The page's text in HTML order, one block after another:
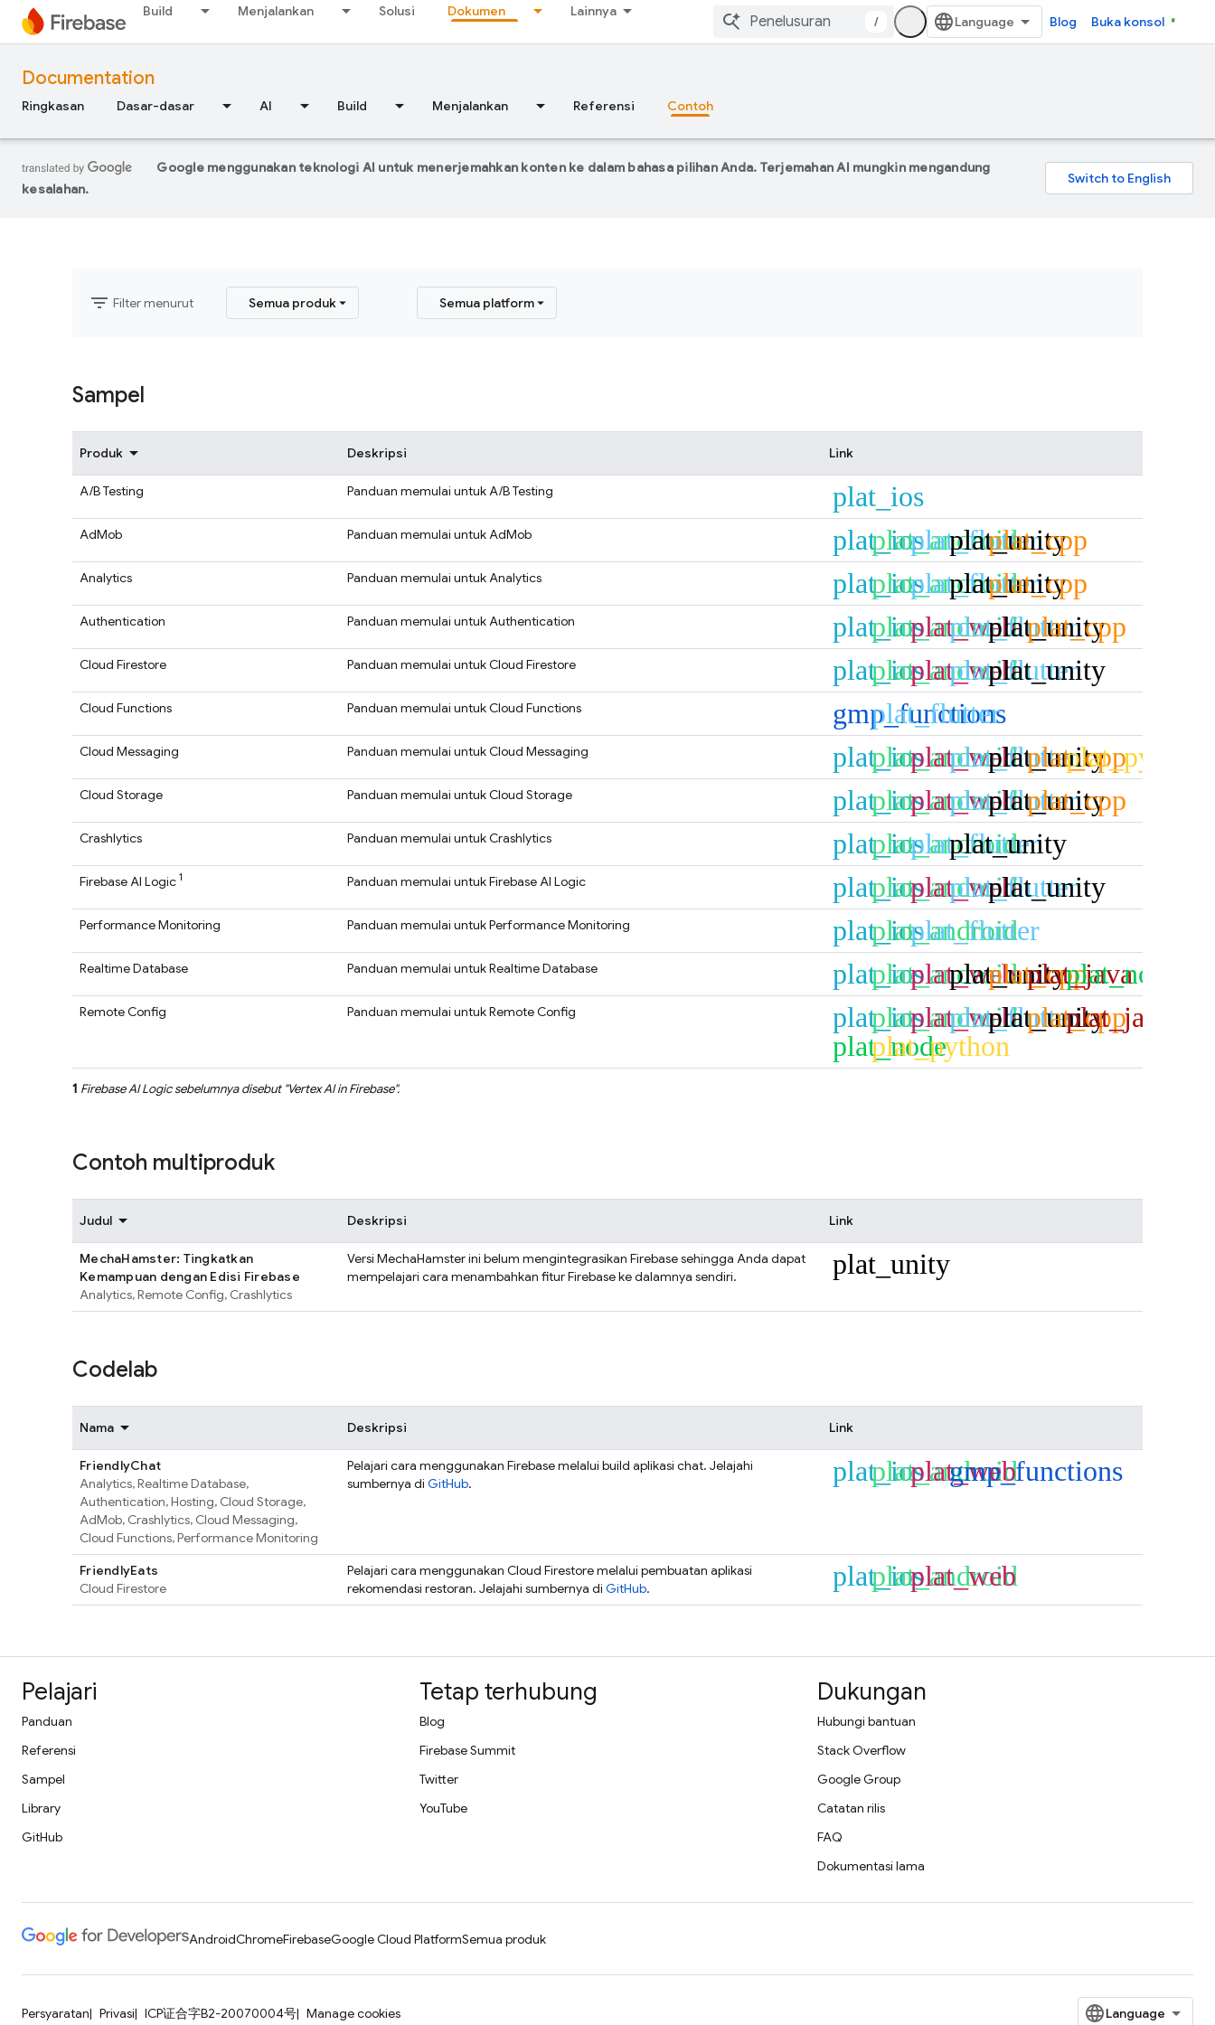
Build Menjalankan Solusi Dokumen Lainnya
/ Blog Buka konsol
Documentation
Ringkasan Dasar-dasar AI Build Menjalankan Referensi Contoh
Google menggunakan teknologi AI untuk menerjemahkan konten ke dalam bahasa pilihan Anda. Terjemahan AI mungkin mengandung
kesalahan.
filter_list Filter menurut Semua produk Semua platform
Sampel
Produk Deskripsi Link
A/B Testing Panduan memulai untukA/B Testing plat_ios
AdMob Panduan memulai untukAdMob plat_ios
plat_android
plat_flutter
plat_unity
plat_cpp
Analytics Panduan memulai untukAnalytics plat_ios
plat_android
plat_flutter
plat_unity
plat_cpp
Authentication Panduan memulai untukAuthentication plat_ios
plat_android
plat_web
plat_flutter
plat_unity
plat_cpp
Cloud Firestore Panduan memulai untukCloud Firestore plat_ios
plat_android
plat_web
plat_flutter
plat_unity
Cloud Functions Panduan memulai untukCloud Functions gmp_functions
plat_flutter
Cloud Messaging Panduan memulai untukCloud Messaging plat_ios
plat_android
plat_web
plat_flutter
plat_unity
plat_cpp
plat_python
Cloud Storage Panduan memulai untukCloud Storage plat_ios
plat_android
plat_web
plat_flutter
plat_unity
plat_cpp
Crashlytics Panduan memulai untukCrashlytics plat_ios
plat_android
plat_flutter
plat_unity
Firebase AI Logic 1 Panduan memulai untukFirebase AI Logic plat_ios
plat_android
plat_web
plat_flutter
plat_unity
Performance Monitoring Panduan memulai untukPerformance Monitoring plat_ios
plat_android
plat_flutter
Realtime Database Panduan memulai untukRealtime Database plat_ios
plat_android
plat_web
plat_unity
plat_cpp
plat_java
plat_node
Remote Config Panduan memulai untukRemote Config plat_ios
plat_android
plat_web
plat_flutter
plat_unity
plat_cpp
plat_java
plat_node
plat_python
1 Firebase AI Logicsebelumnya disebut "Vertex AI in Firebase".
Contoh multiproduk
Judul Deskripsi Link
MechaHamster: Tingkatkan
Kemampuan dengan Edisi Firebase
Analytics,Remote Config, Crashlytics
Versi MechaHamster ini belum mengintegrasikan Firebase sehingga Anda dapat
mempelajari cara menambahkan fitur Firebase ke dalamnya sendiri.
plat_unity
Codelab
Nama Deskripsi Link
FriendlyChat
Analytics,Realtime Database,
Authentication,Hosting, Cloud Storage,
AdMob, Crashlytics, Cloud Messaging,
Cloud Functions,Performance Monitoring
Pelajari cara menggunakan Firebase melalui build aplikasi chat. Jelajahi
sumbernya di GitHub. plat_ios
plat_android
plat_web
gmp_functions
FriendlyEats
Cloud Firestore
Pelajari cara menggunakan Cloud Firestoremelalui pembuatan aplikasi
rekomendasi restoran. Jelajahi sumbernya di GitHub. plat_ios
plat_android
plat_web
Pelajari
Panduan
Referensi
Sampel
Library
GitHub
Tetap terhubung
Blog
Firebase Summit
Twitter
YouTube
Dukungan
Hubungi bantuan
Stack Overflow
Google Group
Catatan rilis
FAQ
Dokumentasi lama
AndroidChromeFirebaseGoogle Cloud PlatformSemua produk
Persyaratan Privasi ICP证合字B2-20070004号 Manage cookies